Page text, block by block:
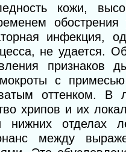
кожи,
инфекция,
не удается.
признаков
с
оттенком. В
хрипов и их
отделах
между